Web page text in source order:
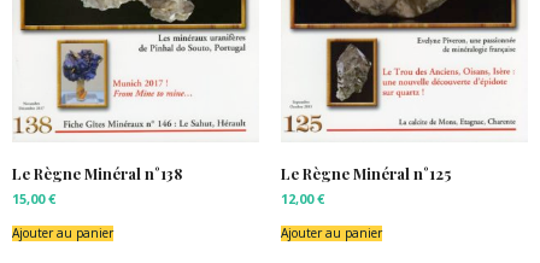
Le Règne Minéral n°138
15,00€
Ajouter au panier
Le Règne Minéral n°125
12,00€
Ajouter au panier